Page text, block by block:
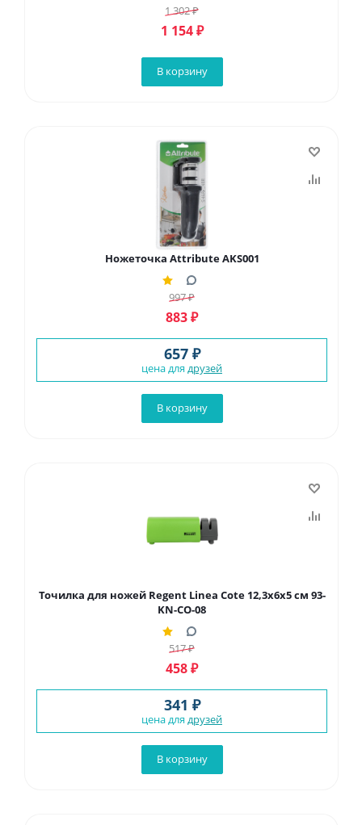
1 302₽
1 154₽
В корзину
Ножеточка Attribute AKS001
997₽
883₽
657 ₽
цена для друзей
В корзину
Точилка для ножей Regent Linea Cote 12,3х6х5 см 93-
KN-CO-08
517₽
458₽
341 ₽
цена для друзей
В корзину